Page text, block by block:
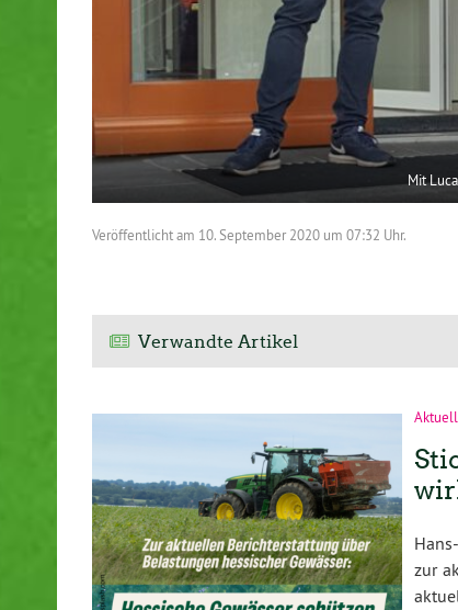
Mit
Veröffentlicht am 10. September 2020 um 07:32 Uhr.
Verwandte Artikel
zur